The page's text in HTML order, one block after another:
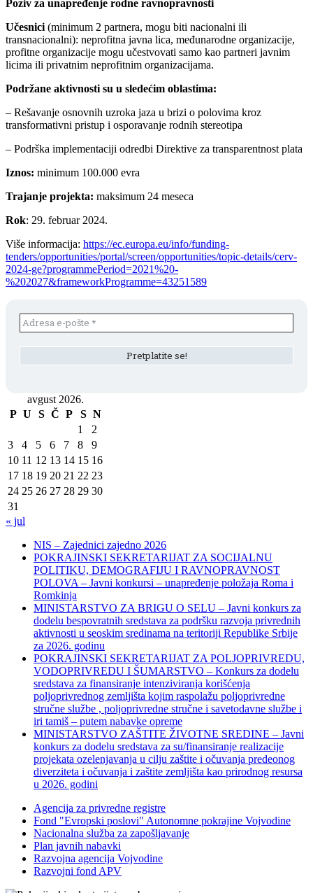
Poziv za unapređenje rodne ravnopravnosti
Učesnici (minimum 2 partnera, mogu biti nacionalni ili
transnacionalni): neprofitna javna lica, međunarodne organizacije,
profitne organizacije mogu učestvovati samo kao partneri javnim
licima ili privatnim neprofitnim organizacijama.
Podržane aktivnosti su u sledećim oblastima:
– Rešavanje osnovnih uzroka jaza u brizi o polovima kroz
transformativni pristup i osporavanje rodnih stereotipa
– Podrška implementaciji odredbi Direktive za transparentnost plata
Iznos: minimum 100.000 evra
Trajanje projekta: maksimum 24 meseca
Rok: 29. februar 2024.
Više informacija: https://ec.europa.eu/info/funding-
tenders/opportunities/portal/screen/opportunities/topic-details/cerv-
2024-ge?programmePeriod=2021%20-
%202027&frameworkProgramme=43251589
avgust 2026.
P U S Č P S N
1
2
3
4 5 6 7 8
9
10 11 12 13 14 15 16
17 18 19 20 21 22 23
24 25 26 27 28 29 30
31
« jul
NIS – Zajednici zajedno 2026
POKRAJINSKI SEKRETARIJAT ZA SOCIJALNU
POLITIKU, DEMOGRAFIJU I RAVNOPRAVNOST
POLOVA – Javni konkursi – unapređenje položaja Roma i
Romkinja
MINISTARSTVO ZA BRIGU O SELU – Javni konkurs za
dodelu bespovratnih sredstava za podršku razvoja privrednih
aktivnosti u seoskim sredinama na teritoriji Republike Srbije
za 2026. godinu
POKRAJINSKI SEKRETARIJAT ZA POLJOPRIVREDU,
VODOPRIVREDU I ŠUMARSTVO – Konkurs za dodelu
sredstava za finansiranje intenziviranja korišćenja
poljoprivrednog zemljišta kojim raspolažu poljoprivredne
stručne službe , poljoprivredne stručne i savetodavne službe i
iri tamiš ‒ putem nabavke opreme
MINISTARSTVO ZAŠTITE ŽIVOTNE SREDINE – Javni
konkurs za dodelu sredstava za su/finansiranje realizacije
projekata ozelenjavanja u cilju zaštite i očuvanja predeonog
diverziteta i očuvanja i zaštite zemljišta kao prirodnog resursa
u 2026. godini
Agencija za privredne registre
Fond "Evropski poslovi" Autonomne pokrajine Vojvodine
Nacionalna služba za zapošljavanje
Plan javnih nabavki
Razvojna agencija Vojvodine
Razvojni fond APV